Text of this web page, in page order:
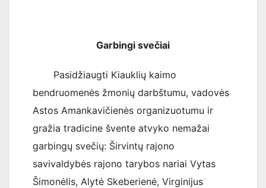
Garbingi svečiai
Pasidžiaugti Kiauklių kaimo
bendruomenės žmonių darbštumu, vadovės
Astos Amankavičienės organizuotumu ir
gražia tradicine švente atvyko nemažai
garbingų svečių: Širvintų rajono
savivaldybės rajono tarybos nariai Vytas
Šimonėlis, Alytė Skeberienė, Virginijus